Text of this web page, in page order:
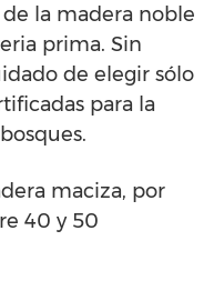
la madera noble
prima. Sin
de elegir sólo
para la
maciza, por
40 y 50